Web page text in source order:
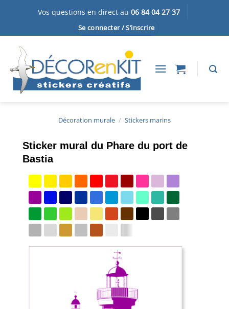
Vos questions en direct au 06 84 04 27 37
Se connecter / S’inscrire
Décoration murale / Stickers marins
Sticker mural du Phare du port de
Bastia